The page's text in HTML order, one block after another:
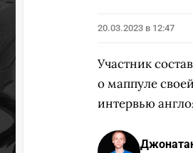
20.03.2023 в 12:47
Участник
о маппуле
интервью